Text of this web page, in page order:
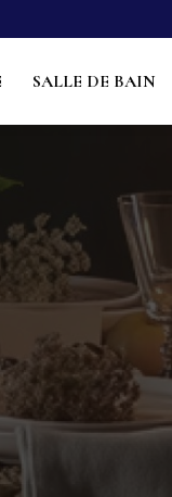
SALLE DE BAIN